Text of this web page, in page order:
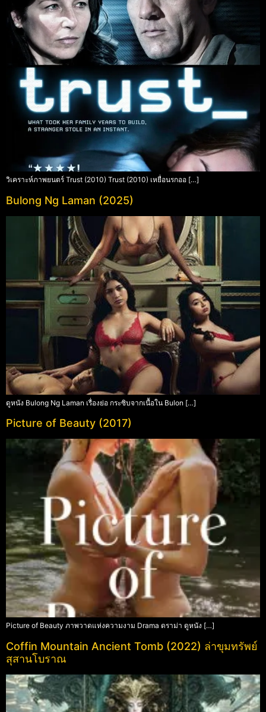
วิเคราะห์ภาพยนตร์ Trust (2010) Trust (2010) เหยื่อนรกออ […]
Bulong Ng Laman (2025)
ดูหนัง Bulong Ng Laman เรื่องย่อ กระซิบจากเนื้อใน Bulon […]
Picture of Beauty (2017)
Picture of Beauty ภาพวาดแห่งความงาม Drama ดราม่า ดูหนัง […]
Coffin Mountain Ancient Tomb (2022) ล่าขุมทรัพย์
สุสานโบราณ